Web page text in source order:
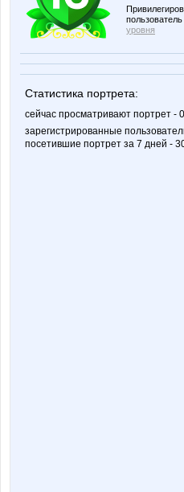
пользователь
уровня
Статистика портрета:
сейчас просматривают портрет - 0
зарегистрированные
посетившие портрет за 7 дней -